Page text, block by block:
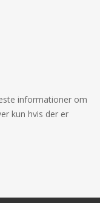
informationer om
kun hvis der er